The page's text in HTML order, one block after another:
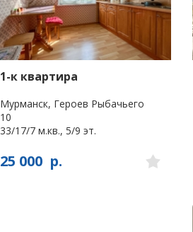
1-к квартира
Мурманск, Героев Рыбачьего
10
33/17/7 м.кв., 5/9 эт.
25 000 р.